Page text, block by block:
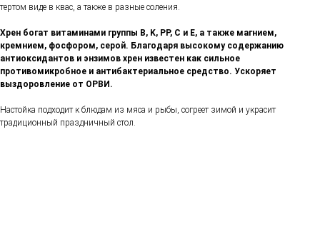
тертом виде в квас, а также в разные соления.
Хрен богат витаминами группы B, K, PP, C и E, а также магнием,
кремнием, фосфором, серой. Благодаря высокому содержанию
антиоксидантов и энзимов хрен известен как сильное
противомикробное и антибактериальное средство. Ускоряет
выздоровление от ОРВИ.
Настойка подходит к блюдам из мяса и рыбы, согреет зимой и украсит
традиционный праздничный стол.